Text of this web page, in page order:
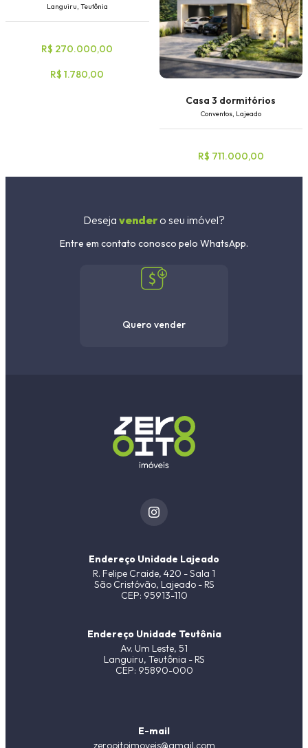
Languiru, Teutônia
R$ 270.000,00
R$ 1.780,00
Casa 3 dormitórios
Conventos, Lajeado
R$ 711.000,00
Deseja vendero seu imóvel?
Entre em contato conosco pelo WhatsApp.
Quero vender
Endereço Unidade Lajeado
R. Felipe Craide, 420 - Sala 1
São Cristóvão, Lajeado - RS
CEP: 95913-110
Endereço Unidade Teutônia
Av. Um Leste, 51
Languiru, Teutônia - RS
CEP: 95890-000
E-mail
zerooitoimoveis@gmail.com